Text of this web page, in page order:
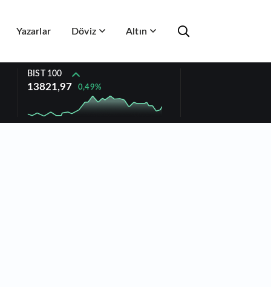
Yazarlar Döviz Altın
BIST 100
13821,97 0,49%